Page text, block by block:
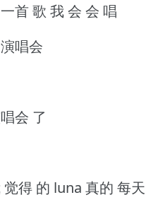
首 歌 我 会 会 唱
唱会
会 了
得 的 luna 真的 每天